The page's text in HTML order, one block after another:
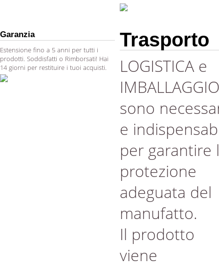
Garanzia
Estensione fino a 5 anni per tutti i
prodotti. Soddisfatti o Rimborsati! Hai
14 giorni per restituire i tuoi acquisti.
Trasporto
LOGISTICA e
IMBALLAGGIO
sono
e
per garantire
protezione
adeguata del
manufatto.
Il prodotto
viene